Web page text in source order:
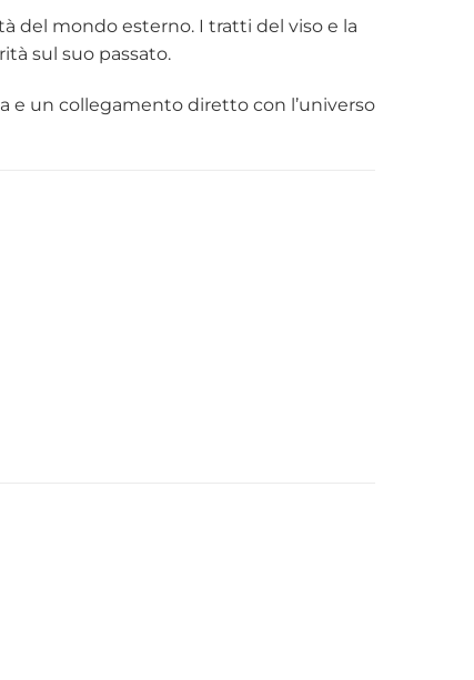
del mondo esterno. I tratti del viso e la
sul suo passato.
e un collegamento diretto con l’universo